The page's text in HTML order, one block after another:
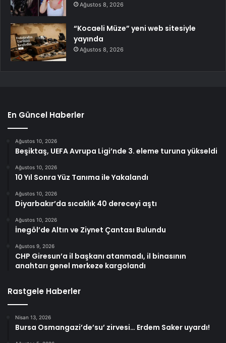
Ağustos 8, 2026
“Kocaeli Müze” yeni web sitesiyle
yayında
Ağustos 8, 2026
En Güncel Haberler
Ağustos 10, 2026
Beşiktaş, UEFA Avrupa Ligi’nde 3. eleme turuna yükseldi
Ağustos 10, 2026
10 Yıl Sonra Yüz Tanıma ile Yakalandı
Ağustos 10, 2026
Diyarbakır’da sıcaklık 40 dereceyi aştı
Ağustos 10, 2026
İnegöl’de Altın ve Ziynet Çantası Bulundu
Ağustos 9, 2026
CHP Giresun’a il başkanı atanmadı, il binasının
anahtarı genel merkeze kargolandı
Rastgele Haberler
Nisan 13, 2026
Bursa Osmangazi’de’su’ zirvesi… Erdem Saker uyardı!